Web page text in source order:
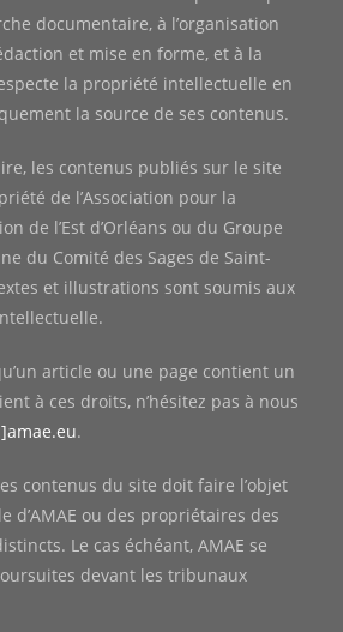
documentaire, à l’organisation
et mise en forme, et à la
la propriété intellectuelle en
la source de ses contenus.
les contenus publiés sur le site
de l’Association pour la
de l’Est d’Orléans ou du Groupe
du Comité des Sages de Saint-
et illustrations sont soumis aux
article ou une page contient un
à ces droits, n’hésitez pas à nous
.
contenus du site doit faire l’objet
d’AMAE ou des propriétaires des
Le cas échéant, AMAE se
devant les tribunaux